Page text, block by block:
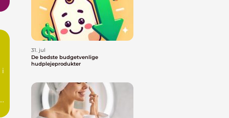
i
31. jul
De bedste budgetvenlige
hudplejeprodukter